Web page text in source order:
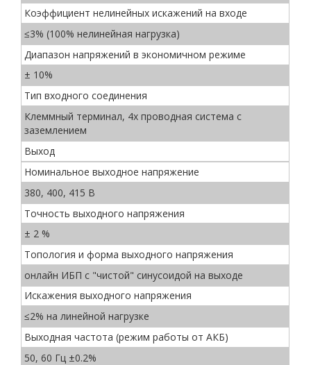
Коэффициент нелинейных искажений на входе
≤3% (100% нелинейная нагрузка)
Диапазон напряжений в экономичном режиме
± 10%
Тип входного соединения
Клеммный терминал, 4х проводная система с
заземлением
Выход
Номинальное выходное напряжение
380, 400, 415 В
Точность выходного напряжения
± 2 %
Топология и форма выходного напряжения
онлайн ИБП с "чистой" синусоидой на выходе
Искажения выходного напряжения
≤2% на линейной нагрузке
Выходная частота (режим работы от АКБ)
50, 60 Гц ±0.2%